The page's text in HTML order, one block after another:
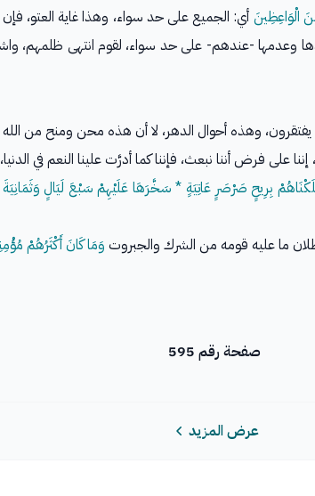
الْوَاعِظِينَ أي: الجميع على حد سواء، وهذا غاية العتو،
وعدمها -عندهم- على حد سواء، لقوم انتهى ظلمهم،
وهذه أحوال الدهر، لا أن هذه محن ومنح من الله
على فرض أننا نبعث، فإننا كما أدرَّت علينا النعم في
بِرِيحٍ صَرْصَرٍ عَاتِيَةٍ * سَخَّرَهَا عَلَيْهِمْ سَبْعَ لَيَالٍ
ما عليه قومه من الشرك والجبروت وَمَا كَانَ أَكْثَرُهُمْ
صفحة رقم 595
عرض المزيد